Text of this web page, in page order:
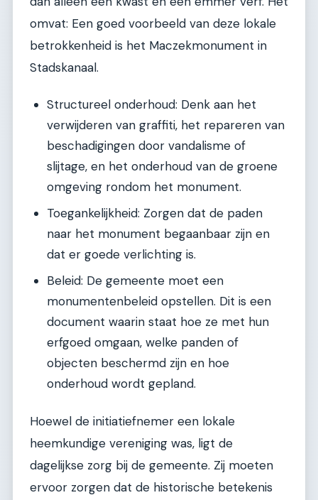
omvat: Een goed voorbeeld van deze lokale
betrokkenheid is het Maczekmonument in
Stadskanaal.
Structureel onderhoud: Denk aan het
verwijderen van graffiti, het repareren van
beschadigingen door vandalisme of
slijtage, en het onderhoud van de groene
omgeving rondom het monument.
Toegankelijkheid: Zorgen dat de paden
naar het monument begaanbaar zijn en
dat er goede verlichting is.
Beleid: De gemeente moet een
monumentenbeleid opstellen. Dit is een
document waarin staat hoe ze met hun
erfgoed omgaan, welke panden of
objecten beschermd zijn en hoe
onderhoud wordt gepland.
Hoewel de initiatiefnemer een lokale
heemkundige vereniging was, ligt de
dagelijkse zorg bij de gemeente. Zij moeten
ervoor zorgen dat de historische betekenis